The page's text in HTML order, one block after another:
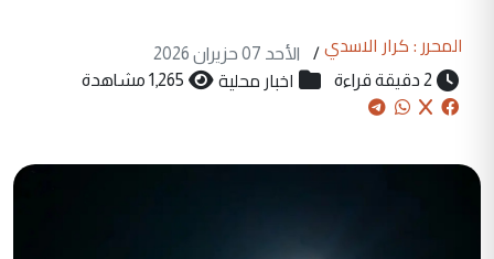
المحرر : كرار الاسدي /
الأحد 07 حزيران 2026
2 دقيقة قراءة
اخبار محلية 1,265 مشاهدة